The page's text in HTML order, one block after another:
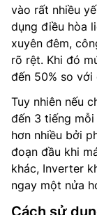
vào rất nhiều
dụng điều hòa
xuyên đêm,
rõ rệt. Khi đó
đến 50% so
Tuy nhiên nếu
đến 3 tiếng
hơn nhiều bởi
đoạn đầu khi
khác, Inverter
ngay một nửa
Cách sử